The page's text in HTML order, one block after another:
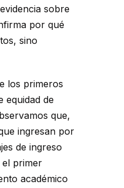
sobre
por qué
sino
los primeros
equidad de
que,
ingresan por
de ingreso
primer
académico